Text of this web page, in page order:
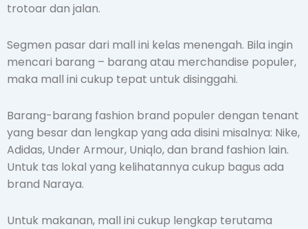
trotoar dan jalan.
Segmen pasar dari mall ini kelas menengah. Bila ingin
mencari barang – barang atau merchandise populer,
maka mall ini cukup tepat untuk disinggahi.
Barang-barang fashion brand populer dengan tenant
yang besar dan lengkap yang ada disini misalnya: Nike,
Adidas, Under Armour, Uniqlo, dan brand fashion lain.
Untuk tas lokal yang kelihatannya cukup bagus ada
brand Naraya.
Untuk makanan, mall ini cukup lengkap terutama